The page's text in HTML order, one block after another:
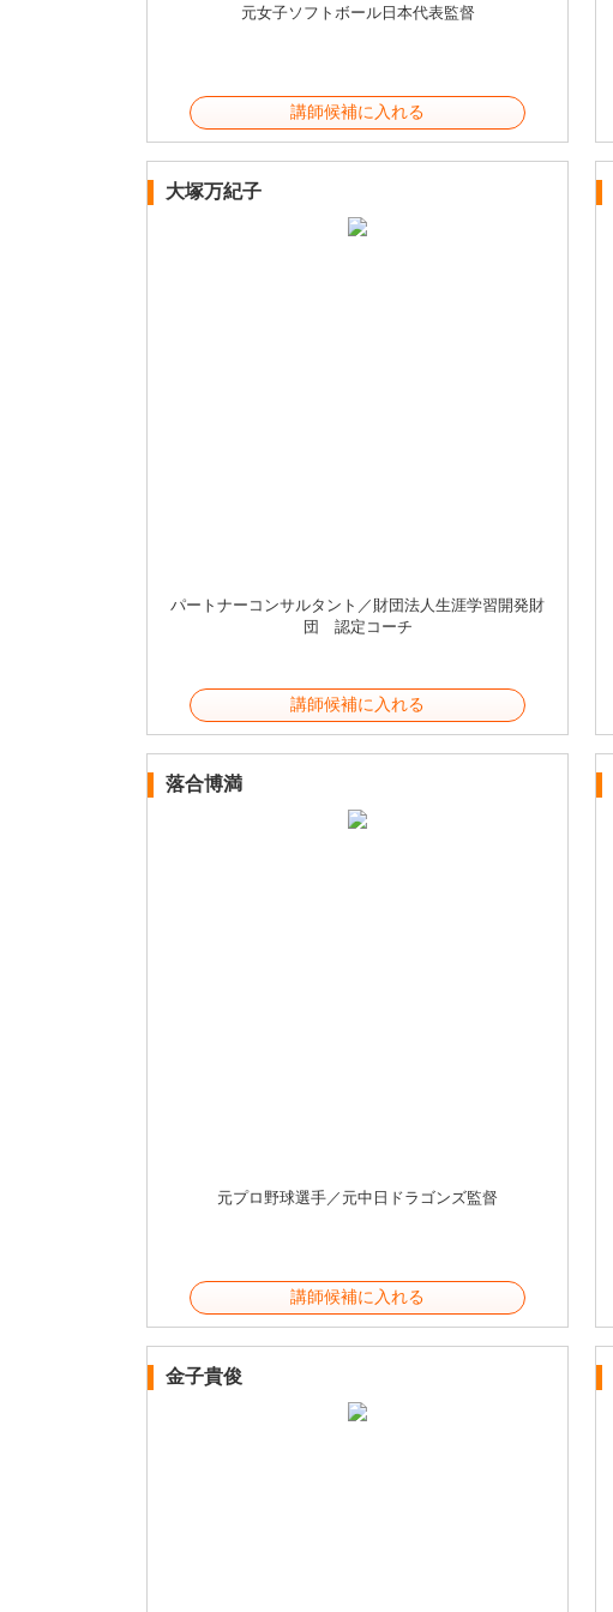
元女子ソフトボール日本代表監督
講師候補に入れる
大塚万紀子
パートナーコンサルタント／財団法人生涯学習開発財
団 認定コーチ
講師候補に入れる
落合博満
元プロ野球選手／元中日ドラゴンズ監督
講師候補に入れる
金子貴俊